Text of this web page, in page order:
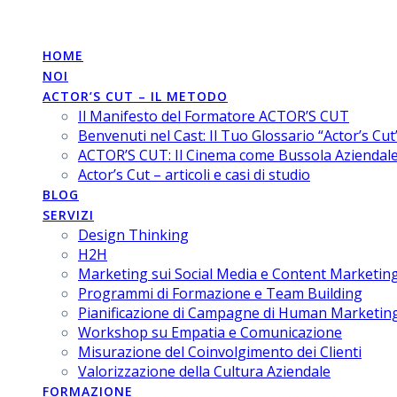
contenuto
HOME
NOI
ACTOR’S CUT – IL METODO
Il Manifesto del Formatore ACTOR’S CUT
Benvenuti nel Cast: Il Tuo Glossario “Actor’s
ACTOR’S CUT: Il Cinema come Bussola Aziendale
Actor’s Cut – articoli e casi di studio
BLOG
SERVIZI
Design Thinking
H2H
Marketing sui Social Media e Content
Programmi di Formazione e Team Building
Pianificazione di Campagne di Human
Workshop su Empatia e Comunicazione
Misurazione del Coinvolgimento dei Clienti
Valorizzazione della Cultura Aziendale
FORMAZIONE